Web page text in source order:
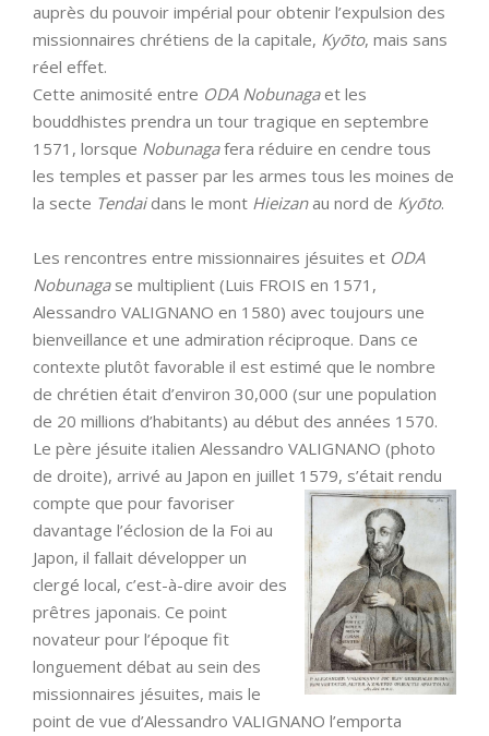
auprès du pouvoir impérial pour obtenir l’expulsion des
missionnaires chrétiens de la capitale, Kyōto, mais sans
réel effet.
Cette animosité entre ODA Nobunagaet les
bouddhistes prendra un tour tragique en septembre
1571, lorsque Nobunagafera réduire en cendre tous
les temples et passer par les armes tous les moines de
la secte Tendaidans le mont Hieizanau nord de Kyōto.
Les rencontres entre missionnaires jésuites et ODA
Nobunagase multiplient (Luis FROIS en 1571,
Alessandro VALIGNANO en 1580) avec toujours une
bienveillance et une admiration réciproque. Dans ce
contexte plutôt favorable il est estimé que le nombre
de chrétien était d’environ 30,000 (sur une population
de 20 millions d’habitants) au début des années 1570.
Le père jésuite italien Alessandro VALIGNANO (photo
de droite), arrivé au Japon en juillet 1579, s’était rendu
compte que pour favoriser
davantage l’éclosion de la Foi au
Japon, il fallait développer un
clergé local, c’est-à-dire avoir des
prêtres japonais. Ce point
novateur pour l’époque fit
longuement débat au sein des
missionnaires jésuites, mais le
point de vue d’Alessandro VALIGNANO l’emporta